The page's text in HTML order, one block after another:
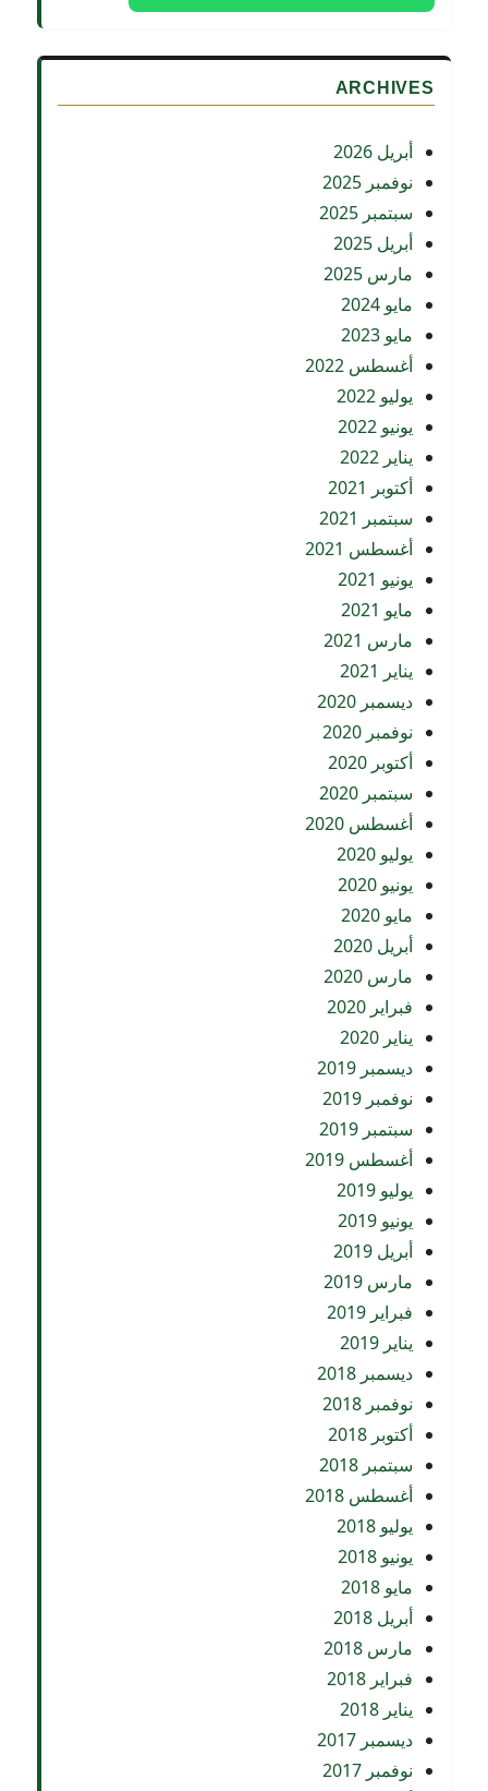
ARCHIVES
أبريل 2026
نوفمبر 2025
سبتمبر 2025
أبريل 2025
مارس 2025
مايو 2024
مايو 2023
أغسطس 2022
يوليو 2022
يونيو 2022
يناير 2022
أكتوبر 2021
سبتمبر 2021
أغسطس 2021
يونيو 2021
مايو 2021
مارس 2021
يناير 2021
ديسمبر 2020
نوفمبر 2020
أكتوبر 2020
سبتمبر 2020
أغسطس 2020
يوليو 2020
يونيو 2020
مايو 2020
أبريل 2020
مارس 2020
فبراير 2020
يناير 2020
ديسمبر 2019
نوفمبر 2019
سبتمبر 2019
أغسطس 2019
يوليو 2019
يونيو 2019
أبريل 2019
مارس 2019
فبراير 2019
يناير 2019
ديسمبر 2018
نوفمبر 2018
أكتوبر 2018
سبتمبر 2018
أغسطس 2018
يوليو 2018
يونيو 2018
مايو 2018
أبريل 2018
مارس 2018
فبراير 2018
يناير 2018
ديسمبر 2017
نوفمبر 2017